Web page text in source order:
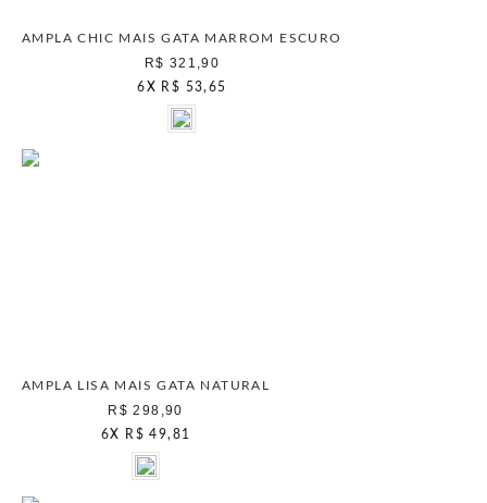
AMPLA CHIC MAIS GATA MARROM ESCURO
R$ 321,90
6 X R$ 53,65
AMPLA LISA MAIS GATA NATURAL
R$ 298,90
6X R$ 49,81